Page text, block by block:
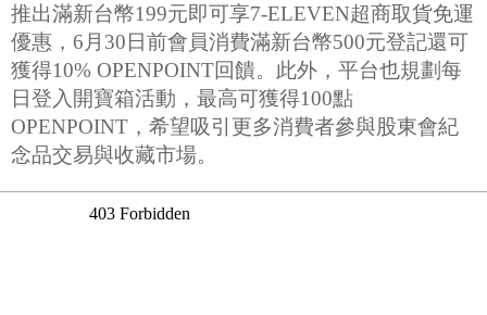
推出滿新台幣199元即可享7-ELEVEN超商取貨免運
優惠，6月30日前會員消費滿新台幣500元登記還可
獲得10% OPENPOINT回饋。此外，平台也規劃每
日登入開寶箱活動，最高可獲得100點
OPENPOINT，希望吸引更多消費者參與股東會紀
念品交易與收藏市場。